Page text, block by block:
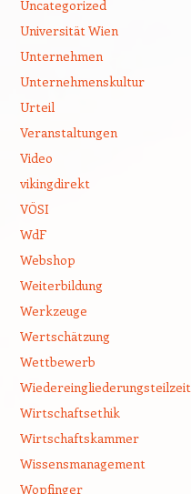
Uncategorized
Universität Wien
Unternehmen
Unternehmenskultur
Urteil
Veranstaltungen
Video
vikingdirekt
VÖSI
WdF
Webshop
Weiterbildung
Werkzeuge
Wertschätzung
Wettbewerb
Wirtschaftsethik
Wirtschaftskammer
Wissensmanagement
Wopfinger